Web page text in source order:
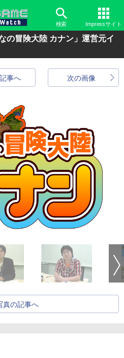
検索 Impressサイト
の冒険大陸 カナン」運営元イ
次の画像
記事へ
真の記事へ